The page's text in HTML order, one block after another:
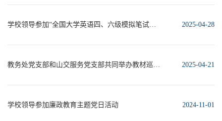
学校领导参加“全国大学英语四、六级模拟笔试志愿服务”主题党日活动 2025-04-28
教务处党支部和山交服务党支部共同举办教材巡展活动 2025-04-21
学校领导参加廉政教育主题党日活动 2024-11-01